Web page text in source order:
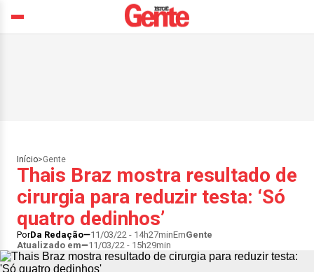
Início>Gente
Thais Braz mostra resultado de
cirurgia para reduzir testa: ‘Só
quatro dedinhos’
PorDa Redação 11/03/22 - 14h27minEmGente
Atualizado em
11/03/22 - 15h29min